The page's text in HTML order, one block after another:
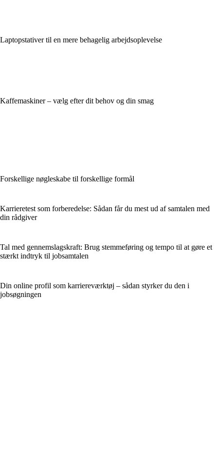
Laptopstativer til en mere behagelig arbejdsoplevelse
Kaffemaskiner – vælg efter dit behov og din smag
Forskellige nøgleskabe til forskellige formål
Karrieretest som forberedelse: Sådan får du mest ud af samtalen med
din rådgiver
Tal med gennemslagskraft: Brug stemmeføring og tempo til at gøre et
stærkt indtryk til jobsamtalen
Din online profil som karriereværktøj – sådan styrker du den i
jobsøgningen